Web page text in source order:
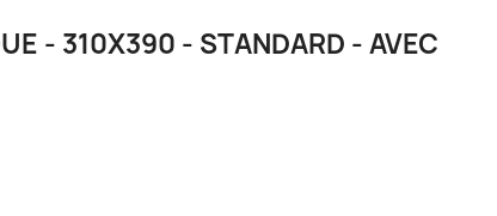
- 310X390 - STANDARD - AVEC